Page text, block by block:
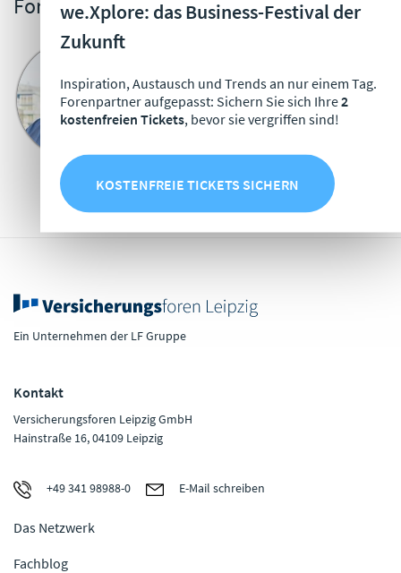
Forenpartnerschaft
Leiter Partnermanagement
+49 341 98988-221
we.Xplore: das Business-Festival der
Zukunft
Inspiration, Austausch und Trends an nur einem Tag.
Forenpartner aufgepasst: Sichern Sie sich Ihre2
kostenfreien Tickets, bevor sie vergriffen sind!
KOSTENFREIE TICKETS SICHERN
Ein Unternehmen der LF Gruppe
Kontakt
Versicherungsforen Leipzig GmbH
Hainstraße 16, 04109 Leipzig
+49 341 98988-0 E-Mail schreiben
Das Netzwerk
Fachblog